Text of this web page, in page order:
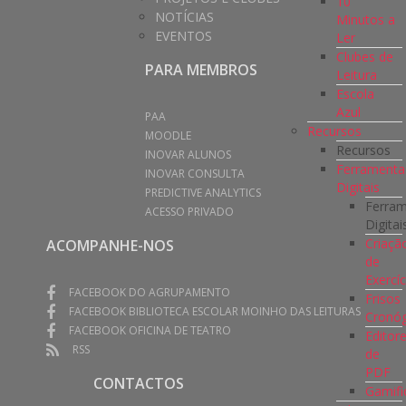
Minutos a
Ler
Clubes de
Leitura
Escola
Azul
Recursos
Recursos
Digitais
de
Frisos
de
PDF
NOTÍCIAS
EVENTOS
PARA MEMBROS
PAA
MOODLE
INOVAR ALUNOS
INOVAR CONSULTA
PREDICTIVE ANALYTICS
ACESSO PRIVADO
ACOMPANHE-NOS
FACEBOOK DO AGRUPAMENTO
FACEBOOK BIBLIOTECA ESCOLAR MOINHO DAS LEITURAS
FACEBOOK OFICINA DE TEATRO
RSS
CONTACTOS